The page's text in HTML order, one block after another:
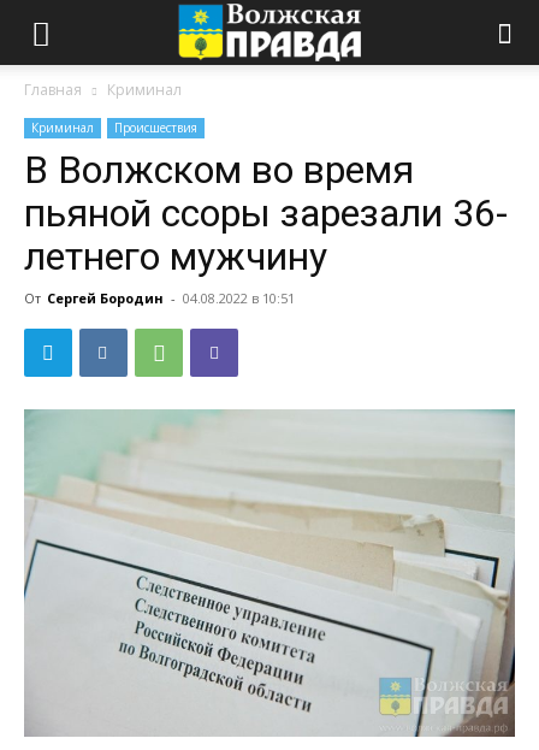
Главная Криминал
Криминал Происшествия
В Волжском во время
пьяной ссоры зарезали 36-
летнего мужчину
От Сергей Бородин - 04.08.2022 в 10:51